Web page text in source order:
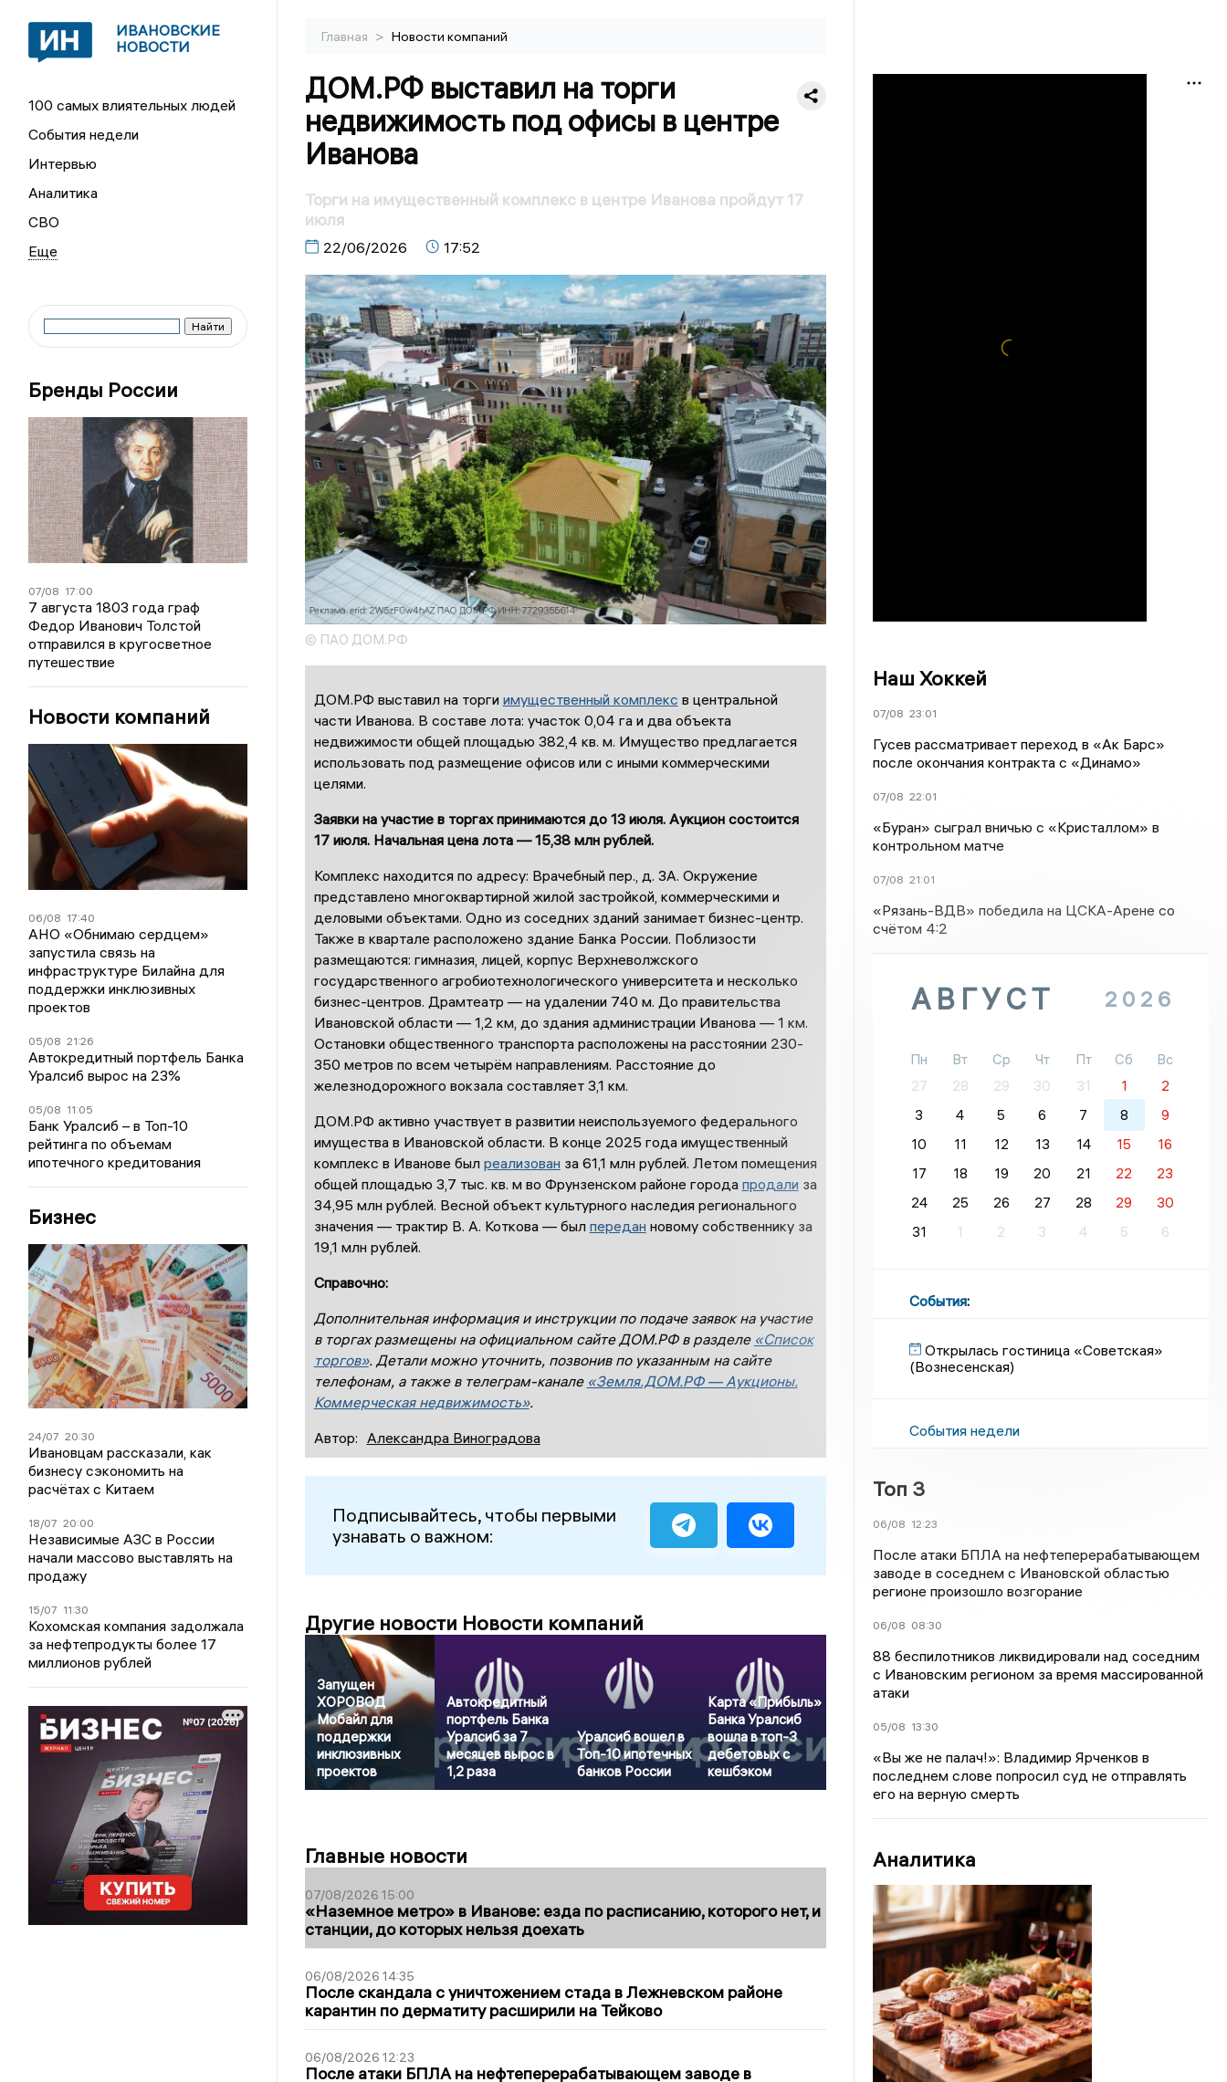
ИВАНОВСКИЕ
НОВОСТИ
100 самых влиятельных людей
События недели
Интервью
Аналитика
СВО
Бренды России
07/08 17:00
7 августа 1803 года граф
Федор Иванович Толстой
отправился в кругосветное
путешествие
Новости компаний
06/08 17:40
АНО «Обнимаю сердцем»
запустила связь на
инфраструктуре Билайна для
поддержки инклюзивных
проектов
05/08 21:26
Автокредитный портфель Банка
Уралсиб вырос на 23%
05/08 11:05
Банк Уралсиб – в Топ-10
рейтинга по объемам
ипотечного кредитования
Бизнес
24/07 20:30
Ивановцам рассказали, как
бизнесу сэкономить на
расчётах с Китаем
18/07 20:00
Независимые АЗС в России
начали массово выставлять на
продажу
15/07 11:30
Кохомская компания задолжала
за нефтепродукты более 17
миллионов рублей
Главная > Новости компаний
ДОМ.РФ выставил на торги
недвижимость под офисы в центре
Иванова
Торги на имущественный комплекс в центре Иванова пройдут 17
июля
22/06/2026 17:52
© ПАО ДОМ.РФ
ДОМ.РФ выставил на торги имущественный комплекс в центральной
части Иванова. В составе лота: участок 0,04 га и два объекта
недвижимости общей площадью 382,4 кв. м. Имущество предлагается
использовать под размещение офисов или с иными коммерческими
целями.
Заявки на участие в торгах принимаются до 13 июля. Аукцион состоится
17 июля. Начальная цена лота — 15,38 млн рублей.
Комплекс находится по адресу: Врачебный пер., д. 3А. Окружение
представлено многоквартирной жилой застройкой, коммерческими и
деловыми объектами. Одно из соседних зданий занимает бизнес-центр.
Также в квартале расположено здание Банка России. Поблизости
размещаются: гимназия, лицей, корпус Верхневолжского
государственного агробиотехнологического университета и несколько
бизнес-центров. Драмтеатр — на удалении 740 м. До правительства
Ивановской области — 1,2 км, до здания администрации Иванова — 1 км.
Остановки общественного транспорта расположены на расстоянии 230-
350 метров по всем четырём направлениям. Расстояние до
железнодорожного вокзала составляет 3,1 км.
ДОМ.РФ активно участвует в развитии неиспользуемого федерального
имущества в Ивановской области. В конце 2025 года имущественный
комплекс в Иванове был реализован за 61,1 млн рублей. Летом помещения
общей площадью 3,7 тыс. кв. м во Фрунзенском районе города продали за
34,95 млн рублей. Весной объект культурного наследия регионального
значения — трактир В. А. Коткова — был передан новому собственнику за
19,1 млн рублей.
Справочно:
Дополнительная информация и инструкции по подаче заявок на участие
в торгах размещены на официальном сайте ДОМ.РФ в разделе «Список
торгов». Детали можно уточнить, позвонив по указанным на сайте
телефонам, а также в телеграм-канале «Земля.ДОМ.РФ — Аукционы.
Коммерческая недвижимость».
Автор: Александра Виноградова
Подписывайтесь, чтобы первыми
узнавать о важном:
Другие новости Новости компаний
Запущен
ХОРОВОД
Мобайл для
поддержки
инклюзивных
проектов
Автокредитный
портфель Банка
Уралсиб за 7
месяцев вырос в
1,2 раза
Уралсиб вошел в
Топ-10 ипотечных
банков России
Карта «Прибыль»
Банка Уралсиб
вошла в топ-3
дебетовых с
кешбэком
Главные новости
07/08/2026 15:00
«Наземное метро» в Иванове: езда по расписанию, которого нет, и
станции, до которых нельзя доехать
06/08/2026 14:35
После скандала с уничтожением стада в Лежневском районе
карантин по дерматиту расширили на Тейково
06/08/2026 12:23
После атаки БПЛА на нефтеперерабатывающем заводе в
Наш Хоккей
07/08 23:01
Гусев рассматривает переход в «Ак Барс»
после окончания контракта с «Динамо»
07/08 22:01
«Буран» сыграл вничью с «Кристаллом» в
контрольном матче
07/08 21:01
«Рязань-ВДВ» победила на ЦСКА-Арене со
счётом 4:2
АВГУСТ 2026
Пн Вт Ср Чт Пт Сб
Вс
27
28 29 30 31 1
2
3
4 5 6 7 8
9
10
11 12 13 14 15
16
17
18 19 20 21 22
23
24
25 26 27 28 29
30
31
1 2 3 4 5 6
События:
Открылась гостиница «Советская»
(Вознесенская)
События недели
Топ 3
06/08 12:23
После атаки БПЛА на нефтеперерабатывающем
заводе в соседнем с Ивановской областью
регионе произошло возгорание
06/08 08:30
88 беспилотников ликвидировали над соседним
с Ивановским регионом за время массированной
атаки
05/08 13:30
«Вы же не палач!»: Владимир Ярченков в
последнем слове попросил суд не отправлять
его на верную смерть
Аналитика